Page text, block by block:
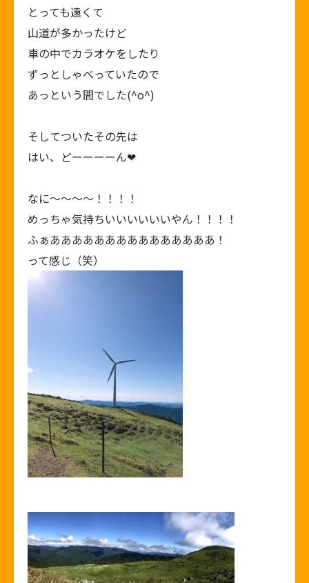
とっても遠くて
山道が多かったけど
車の中でカラオケをしたり
ずっとしゃべっていたので
あっという間でした(^o^)
そしてついたその先は
はい、どーーーーん❤
なに～～～～！！！！
めっちゃ気持ちいいいいいいやん！！！！
ふぁあああああああああああああああ！
って感じ（笑）